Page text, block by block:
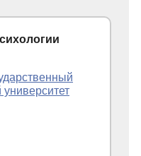
университет